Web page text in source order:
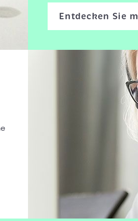
Entdecken Sie